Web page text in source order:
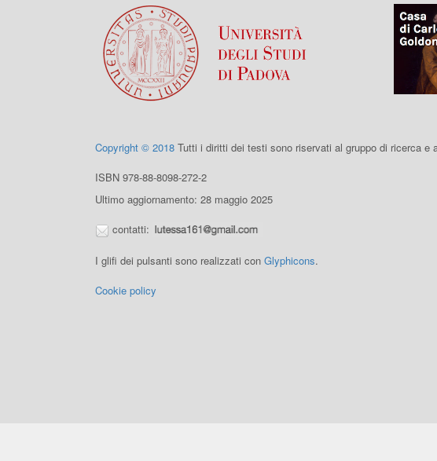
Copyright © 2018 Tutti i diritti dei testi sono riservati al gruppo di ricerca e
ISBN 978-88-8098-272-2
Ultimo aggiornamento: 28 maggio 2025
contatti:
I glifi dei pulsanti sono realizzati con Glyphicons.
Cookie policy